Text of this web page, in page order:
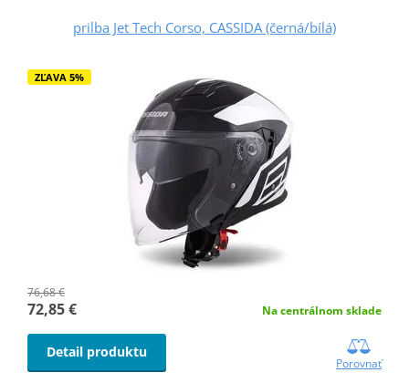
prilba Jet Tech Corso, CASSIDA (černá/bílá)
ZĽAVA 5%
76,68 €
72,85 € Na centrálnom sklade
Detail produktu
Porovnať